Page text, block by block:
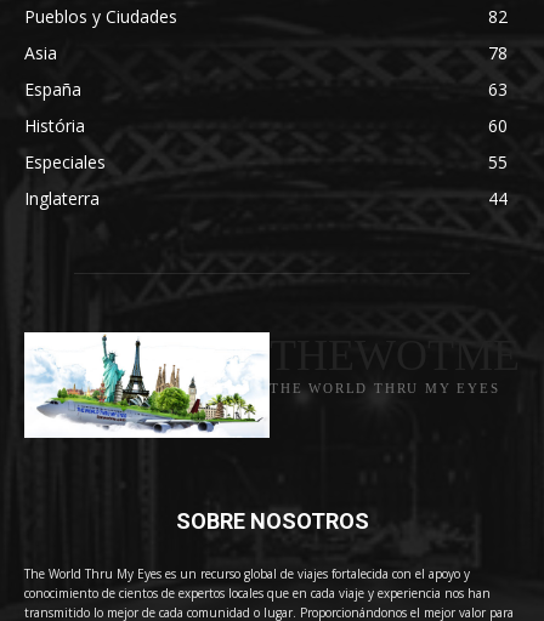
Pueblos y Ciudades
82
Asia
78
España
63
História
60
Especiales
55
Inglaterra
44
THE WORLD THRU MY EYES
SOBRE NOSOTROS
The World Thru My Eyes es un recurso global de viajes fortalecida con el apoyo y
conocimiento de cientos de expertos locales que en cada viaje y experiencia nos han
transmitido lo mejor de cada comunidad o lugar. Proporcionándonos el mejor valor para